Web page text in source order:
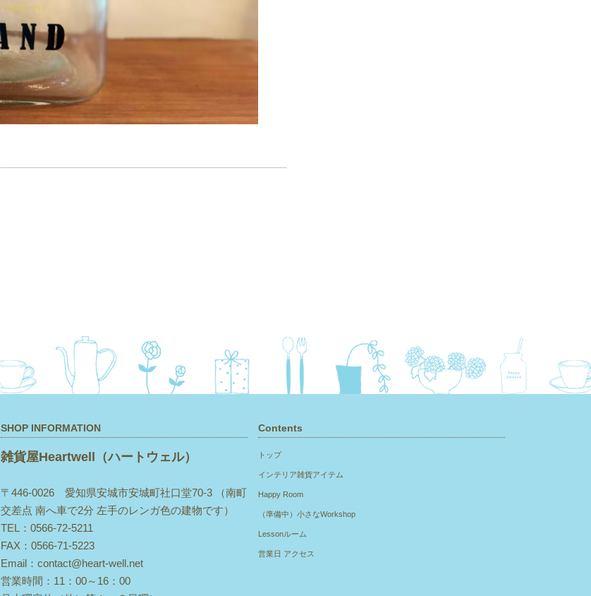
SHOP INFORMATION
雑貨屋Heartwell（ハートウェル）
〒446-0026 愛知県安城市安城町社口堂70-3 （南町
交差点 南へ車で2分 左手のレンガ色の建物です）
TEL：0566-72-5211
FAX：0566-71-5223
Email：contact@heart-well.net
営業時間：11：00～16：00
Contents
トップ
インテリア雑貨アイテム
Happy Room
（準備中）小さなWorkshop
Lessonルーム
営業日 アクセス